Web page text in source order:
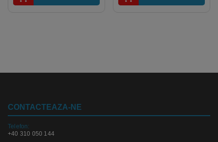
CONTACTEAZA-NE
Telefon:
+40 310 050 144